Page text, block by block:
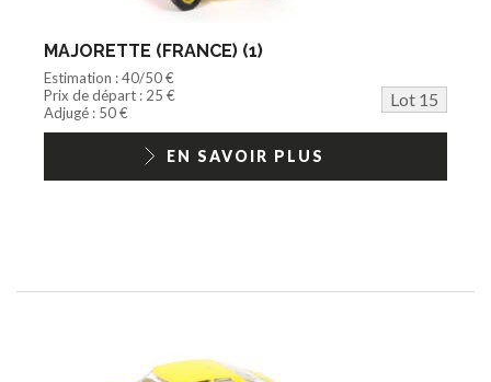
MAJORETTE (FRANCE) (1)
Estimation : 40/50 €
Prix de départ : 25 €
Lot 15
Adjugé : 50 €
EN SAVOIR PLUS